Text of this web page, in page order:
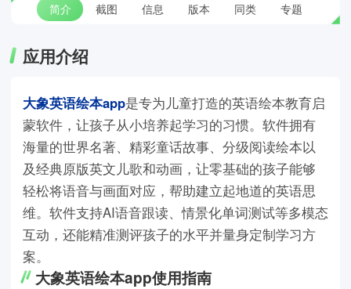
简介 截图 信息 版本 同类 专题
应用介绍
大象英语绘本app是专为儿童打造的英语绘本教育启
蒙软件，让孩子从小培养起学习的习惯。软件拥有
海量的世界名著、精彩童话故事、分级阅读绘本以
及经典原版英文儿歌和动画，让零基础的孩子能够
轻松将语音与画面对应，帮助建立起地道的英语思
维。软件支持AI语音跟读、情景化单词测试等多模态
互动，还能精准测评孩子的水平并量身定制学习方
案。
大象英语绘本app使用指南